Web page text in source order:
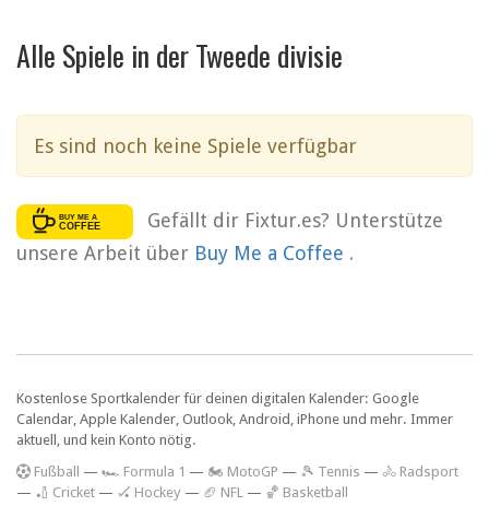
Alle Spiele in der Tweede divisie
Es sind noch keine Spiele verfügbar
Gefällt dir Fixtur.es? Unterstütze
unsere Arbeit über Buy Me a Coffee .
Kostenlose Sportkalender für deinen digitalen Kalender: Google
Calendar, Apple Kalender, Outlook, Android, iPhone und mehr. Immer
aktuell, und kein Konto nötig.
Fußball — 🏎️ Formula 1 — 🏍 MotoGP — 🎾 Tennis — 🚴 Radsport
— 🏏 Cricket — 🏑 Hockey — 🏈 NFL — 🏀 Basketball